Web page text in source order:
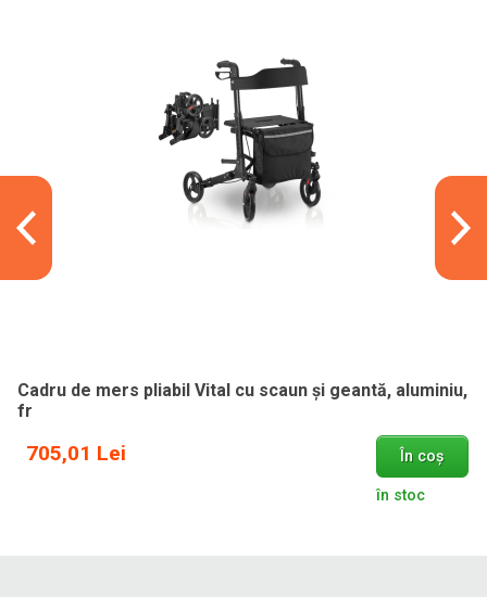
Cadru de mers pliabil Vital cu scaun și geantă, aluminiu,
fr
705,01 Lei În coș
în stoc